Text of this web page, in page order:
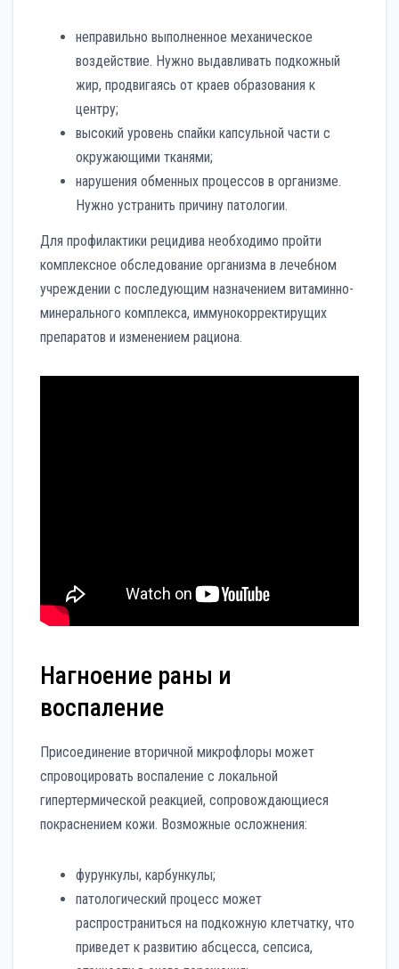
неправильно выполненное механическое
воздействие. Нужно выдавливать подкожный
жир, продвигаясь от краев образования к
центру;
высокий уровень спайки капсульной части с
окружающими тканями;
нарушения обменных процессов в организме.
Нужно устранить причину патологии.
Для профилактики рецидива необходимо пройти
комплексное обследование организма в лечебном
учреждении с последующим назначением витаминно-
минерального комплекса, иммунокорректирущих
препаратов и изменением рациона.
Нагноение раны и
воспаление
Присоединение вторичной микрофлоры может
спровоцировать воспаление с локальной
гипертермической реакцией, сопровождающиеся
покраснением кожи. Возможные осложнения:
фурункулы, карбункулы;
патологический процесс может
распространиться на подкожную клетчатку, что
приведет к развитию абсцесса, сепсиса,